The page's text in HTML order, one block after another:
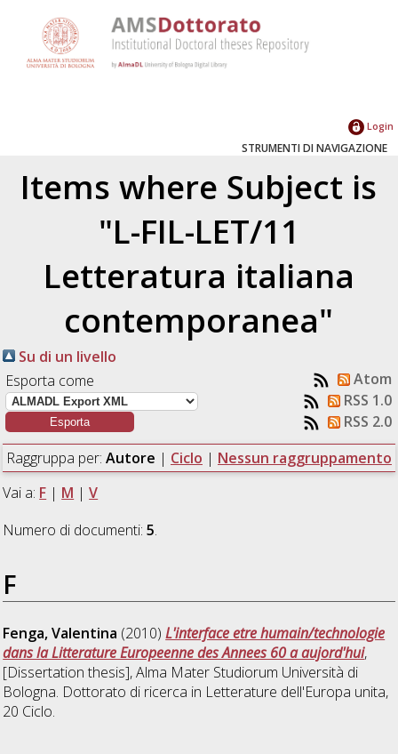
Login
STRUMENTI DI NAVIGAZIONE
Items where Subject is
"L-FIL-LET/11
Letteratura italiana
contemporanea"
Su di un livello
Esporta come
Atom
RSS 1.0
RSS 2.0
Raggruppa per: Autore | Ciclo | Nessun raggruppamento
Vai a: F | M |V
Numero di documenti:5.
F
Fenga, Valentina (2010)L'interface etre humain/technologie
dans la Litterature Europeenne des Annees 60 a aujord'hui,
[Dissertation thesis], Alma Mater Studiorum Università di
Bologna. Dottorato di ricerca in Letterature dell'Europa unita,
20 Ciclo.